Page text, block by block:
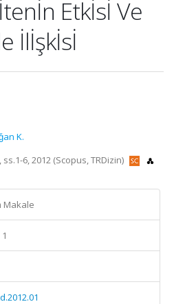
Etkİsİ Ve
İlİşkİsİ
K.
6, 2012 (Scopus, TRDizin)
Makale
1